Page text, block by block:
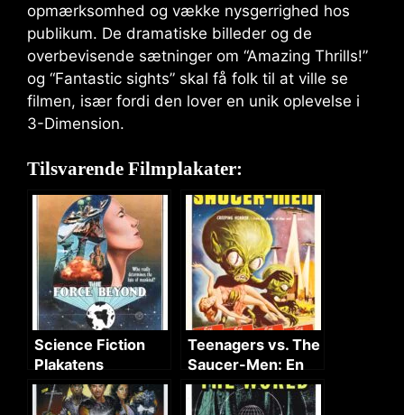
opmærksomhed og vække nysgerrighed hos
publikum. De dramatiske billeder og de
overbevisende sætninger om “Amazing Thrills!”
og “Fantastic sights” skal få folk til at ville se
filmen, især fordi den lover en unik oplevelse i
3-Dimension.
Tilsvarende Filmplakater:
Science Fiction
Plakatens
Mysterium
Teenagers vs. The
Saucer-Men: En
Sci-Fi Horror
Oplevelse